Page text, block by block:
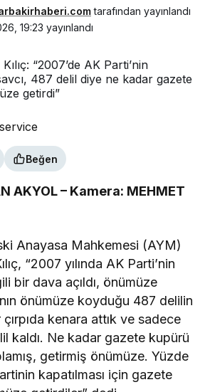
tarafından yayınlandı
19:23 yayınlandı
Beğen
AKYOL – Kamera: MEHMET
Anayasa Mahkemesi (AYM)
“2007 yılında AK Parti’nin
bir dava açıldı, önümüze
önümüze koyduğu 487 delilin
kenara attık ve sadece
kaldı. Ne kadar gazete kupürü
getirmiş önümüze. Yüzde
kapatılması için gazete